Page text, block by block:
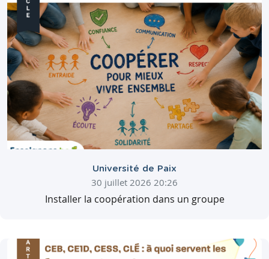
Université de Paix
30 juillet 2026 20:26
Installer la coopération dans un groupe